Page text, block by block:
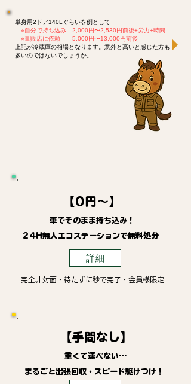
単身用2ドア140Lぐらいを例として
⭐︎自分で持ち込み 2,000円〜2,530円前後+労力+時間
⭐︎量販店に依頼 5,000円〜13,000円前後
上記が冷蔵庫の相場となります。意外と高いと感じた方も
多いのではないでしょうか。
【0円～】
車でそのまま持ち込み！
24H無人エコステーションで無料処分
詳細
完全非対面・待たずに秒で完了・会員様限定
【手間なし】
重くて運べない…
まるごと出張回収・スピード駆けつけ！